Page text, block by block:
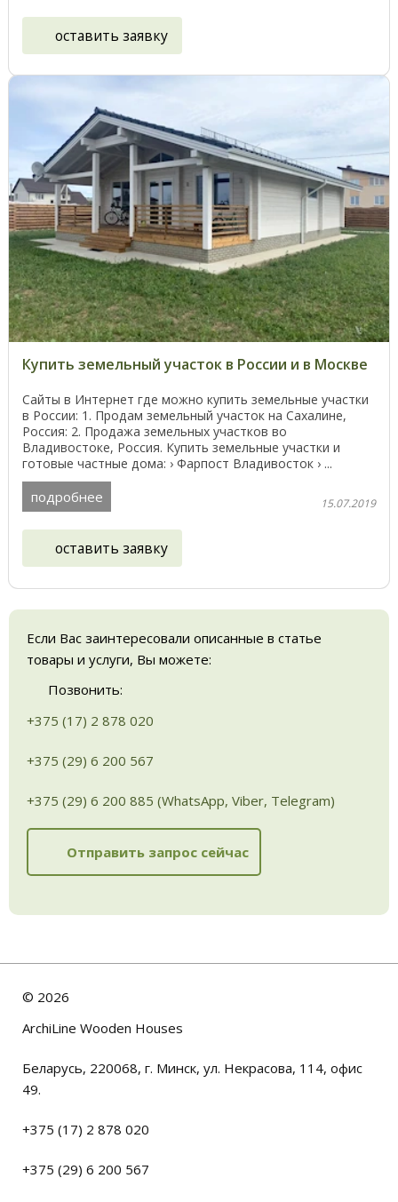
оставить заявку
Купить земельный участок в России и в Москве
Сайты в Интернет где можно купить земельные участки
в России: 1. Продам земельный участок на Сахалине,
Россия: 2. Продажа земельных участков во
Владивостоке, Россия. Купить земельные участки и
готовые частные дома: › Фарпост Владивосток › ...
подробнее 15.07.2019
оставить заявку
Если Вас заинтересовали описанные в статье
товары и услуги, Вы можете:
Позвонить:
+375 (17) 2 878 020
+375 (29) 6 200 567
+375 (29) 6 200 885 (WhatsApp, Viber, Telegram)
Отправить запрос сейчас
© 2026
ArchiLine Wooden Houses
Беларусь, 220068, г. Минск, ул. Некрасова, 114, офис
49.
+375 (17) 2 878 020
+375 (29) 6 200 567